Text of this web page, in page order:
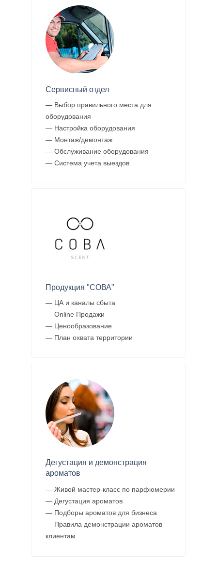
Сервисный отдел
— Выбор правильного места для
оборудования
— Настройка оборудования
— Монтаж/демонтаж
— Обслуживание оборудования
— Система учета выездов
Продукция "СОВА"
— ЦА и каналы сбыта
— Online Продажи
— Ценообразование
— План охвата территории
Дегустация и демонстрация
ароматов
— Живой мастер-класс по парфюмерии
— Дегустация ароматов
— Подборы ароматов для бизнеса
— Правила демонстрации ароматов
клиентам